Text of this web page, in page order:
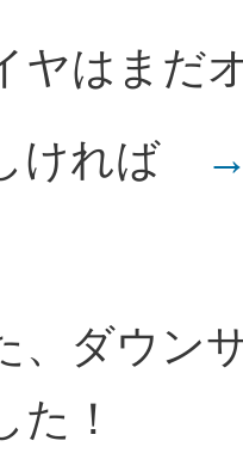
ヤはまだ
ければ
、ダウン
た！